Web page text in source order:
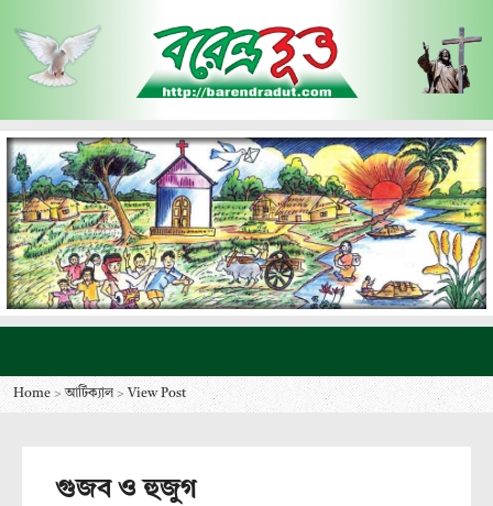
Home > আর্টিক্যাল >View Post
গুজব ও হুজুগ